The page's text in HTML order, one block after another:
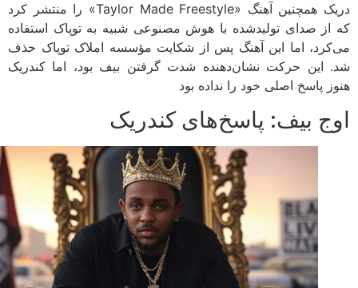
دریک همچنین آهنگ «Taylor Made Freestyle» را منتشر کرد
صدای تولیدشده با هوش مصنوعی شبیه به توپاک استفاده
اما این آهنگ پس از شکایت مؤسسه املاک توپاک حذف
این حرکت نشان‌دهنده شدت گرفتن بیف بود، اما کندریک
پاسخ اصلی خود را نداده بود
بیف: پاسخ‌های کندریک